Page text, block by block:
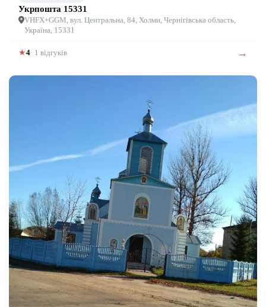
Укрпошта 15331
VHFX+GGM, вул. Центральна, 84, Холми, Чернігівська область,
Україна, 15331
★4· 1 відгуків →